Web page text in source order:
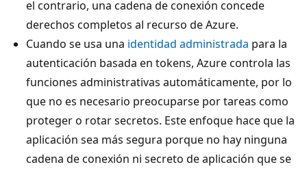
el contrario, una cadena de conexión concede
derechos completos al recurso de Azure.
Cuando se usa una identidad administrada para la
autenticación basada en tokens, Azure controla las
funciones administrativas automáticamente, por lo
que no es necesario preocuparse por tareas como
proteger o rotar secretos. Este enfoque hace que la
aplicación sea más segura porque no hay ninguna
cadena de conexión ni secreto de aplicación que se